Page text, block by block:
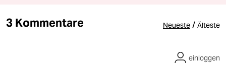
3 Kommentare Neueste / Älteste
einloggen